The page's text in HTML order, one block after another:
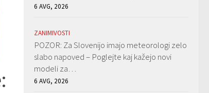
6 AVG, 2026
ZANIMIVOSTI
POZOR: Za Slovenijo imajo meteorologi zelo
slabo napoved – Poglejte kaj kažejo novi
modeli za…
6 AVG, 2026